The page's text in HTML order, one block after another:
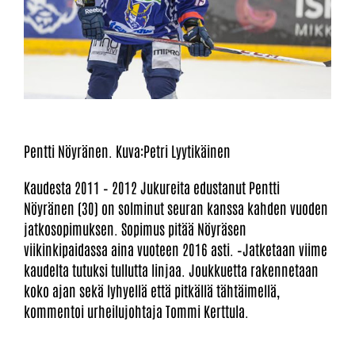
Pentti Nöyränen. Kuva:Petri Lyytikäinen
Kaudesta 2011 – 2012 Jukureita edustanut Pentti
Nöyränen (30) on solminut seuran kanssa kahden vuoden
jatkosopimuksen. Sopimus pitää Nöyräsen
viikinkipaidassa aina vuoteen 2016 asti. –Jatketaan viime
kaudelta tutuksi tullutta linjaa. Joukkuetta rakennetaan
koko ajan sekä lyhyellä että pitkällä tähtäimellä,
kommentoi urheilujohtaja Tommi Kerttula.